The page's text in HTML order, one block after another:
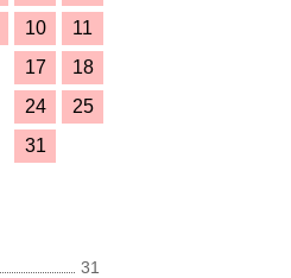
10
11
17
18
24
25
31
31